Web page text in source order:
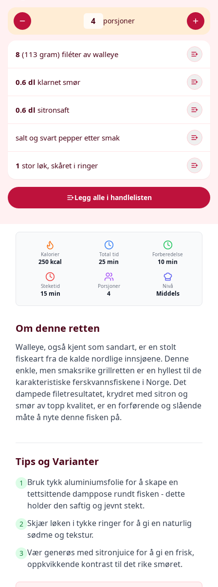
4 porsjoner
8 (113 gram) filéter av walleye
0.6 dl klarnet smør
0.6 dl sitronsaft
salt og svart pepper etter smak
1 stor løk, skåret i ringer
Legg alle i handlelisten
Kalorier
250 kcal
Total tid
25 min
Forberedelse
10 min
Steketid
15 min
Porsjoner
4
Nivå
Middels
Om denne retten
Walleye, også kjent som sandart, er en stolt
fiskeart fra de kalde nordlige innsjøene. Denne
enkle, men smaksrike grillretten er en hyllest til de
karakteristiske ferskvannsfiskene i Norge. Det
dampede filetresultatet, krydret med sitron og
smør av topp kvalitet, er en forførende og slående
måte å nyte denne fisken på.
Tips og Varianter
1
Bruk tykk aluminiumsfolie for å skape en
tettsittende damppose rundt fisken - dette
holder den saftig og jevnt stekt.
2 Skjær løken i tykke ringer for å gi en naturlig
sødme og tekstur.
3 Vær generøs med sitronjuice for å gi en frisk,
oppkvikkende kontrast til det rike smøret.